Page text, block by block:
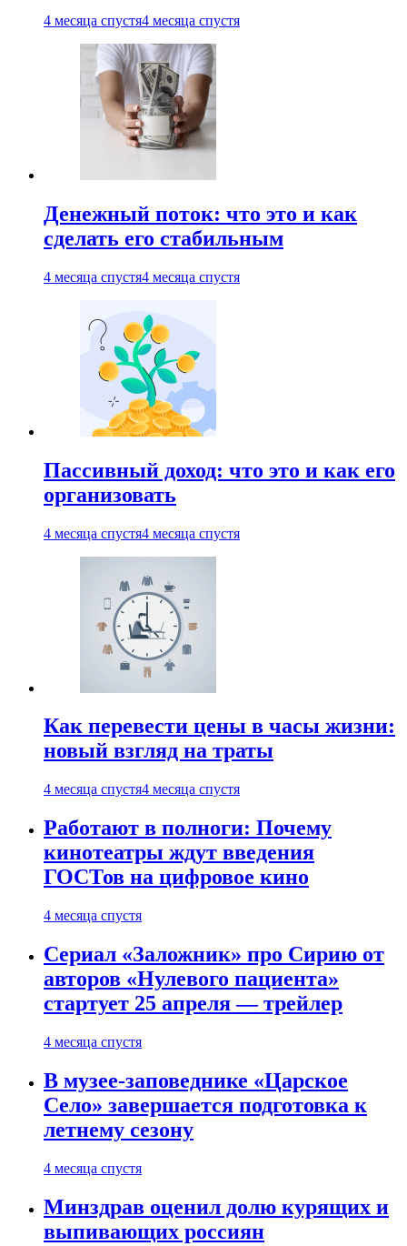
4 месяца спустя4 месяца спустя
Денежный поток: что это и как
сделать его стабильным
4 месяца спустя4 месяца спустя
Пассивный доход: что это и как его
организовать
4 месяца спустя4 месяца спустя
Как перевести цены в часы жизни:
новый взгляд на траты
4 месяца спустя4 месяца спустя
Работают в полноги: Почему
кинотеатры ждут введения
ГОСТов на цифровое кино
4 месяца спустя
Сериал «Заложник» про Сирию от
авторов «Нулевого пациента»
стартует 25 апреля — трейлер
4 месяца спустя
В музее-заповеднике «Царское
Село» завершается подготовка к
летнему сезону
4 месяца спустя
Минздрав оценил долю курящих и
выпивающих россиян